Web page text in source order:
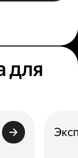
для